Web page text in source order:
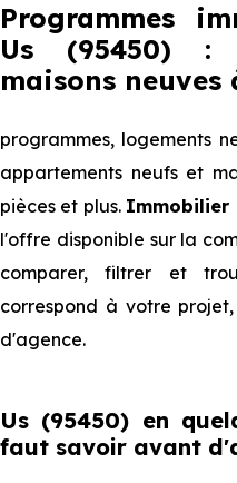
Programmes
Us (95450) :
maisons neuves
programmes, logements
appartements neufs et
pièces et plus. Immobilier
l'offre disponible sur la
comparer, filtrer et
correspond à votre
d'agence.
Us (95450) en
faut savoir avant